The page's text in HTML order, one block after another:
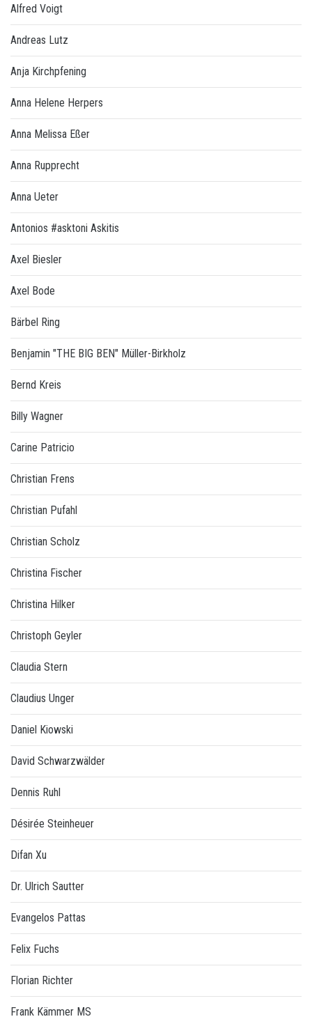
Alfred Voigt
Andreas Lutz
Anja Kirchpfening
Anna Helene Herpers
Anna Melissa Eßer
Anna Rupprecht
Anna Ueter
Antonios #asktoni Askitis
Axel Biesler
Axel Bode
Bärbel Ring
Benjamin "THE BIG BEN" Müller-Birkholz
Bernd Kreis
Billy Wagner
Carine Patricio
Christian Frens
Christian Pufahl
Christian Scholz
Christina Fischer
Christina Hilker
Christoph Geyler
Claudia Stern
Claudius Unger
Daniel Kiowski
David Schwarzwälder
Dennis Ruhl
Désirée Steinheuer
Difan Xu
Dr. Ulrich Sautter
Evangelos Pattas
Felix Fuchs
Florian Richter
Frank Kämmer MS